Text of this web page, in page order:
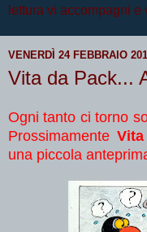
lettura vi accompagni e
VENERDÌ 24 FEBBRAIO
Vita da Pack...
Ogni tanto ci torno
Prossimamente
una piccola